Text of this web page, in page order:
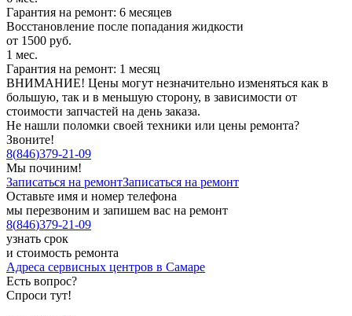
Гарантия на ремонт: 6 месяцев
Восстановление после попадания жидкости
от 1500 руб.
1 мес.
Гарантия на ремонт: 1 месяц
ВНИМАНИЕ! Цены могут незначительно изменяться как в
большую, так и в меньшую сторону, в зависимости от
стоимости запчастей на день заказа.
Не нашли поломки своей техники или цены ремонта?
Звоните!
8(846)379-21-09
Мы починим!
Записаться на ремонтЗаписаться на ремонт
Оставьте имя и номер телефона
мы перезвоним и запишем вас на ремонт
8(846)379-21-09
узнать срок
и стоимость ремонта
Адреса сервисных центров в Самаре
Есть вопрос?
Спроси тут!